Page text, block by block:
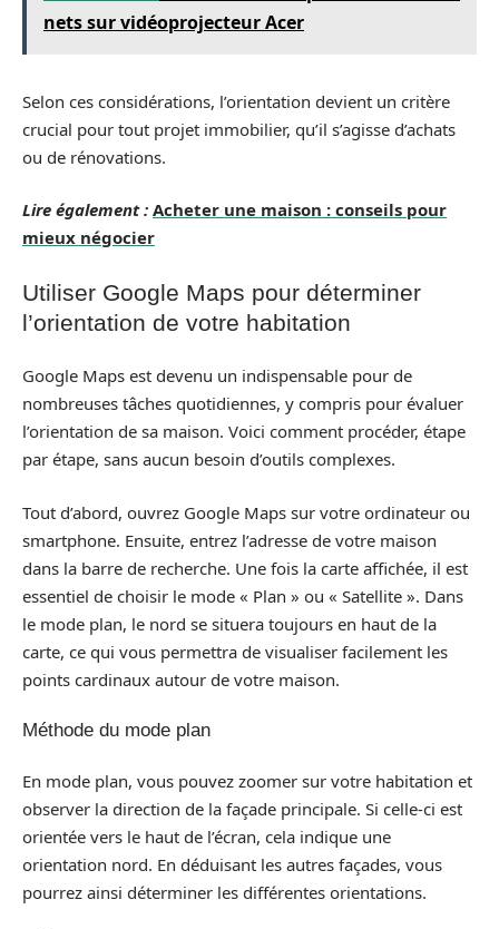
nets sur vidéoprojecteur Acer
Selon ces considérations, l’orientation devient un critère
crucial pour tout projet immobilier, qu’il s’agisse d’achats
ou de rénovations.
Lire également : Acheter une maison : conseils pour
mieux négocier
Utiliser Google Maps pour déterminer
l’orientation de votre habitation
Google Maps est devenu un indispensable pour de
nombreuses tâches quotidiennes, y compris pour évaluer
l’orientation de sa maison. Voici comment procéder, étape
par étape, sans aucun besoin d’outils complexes.
Tout d’abord, ouvrez Google Maps sur votre ordinateur ou
smartphone. Ensuite, entrez l’adresse de votre maison
dans la barre de recherche. Une fois la carte affichée, il est
essentiel de choisir le mode « Plan » ou « Satellite ». Dans
le mode plan, le nord se situera toujours en haut de la
carte, ce qui vous permettra de visualiser facilement les
points cardinaux autour de votre maison.
Méthode du mode plan
En mode plan, vous pouvez zoomer sur votre habitation et
observer la direction de la façade principale. Si celle-ci est
orientée vers le haut de l’écran, cela indique une
orientation nord. En déduisant les autres façades, vous
pourrez ainsi déterminer les différentes orientations.